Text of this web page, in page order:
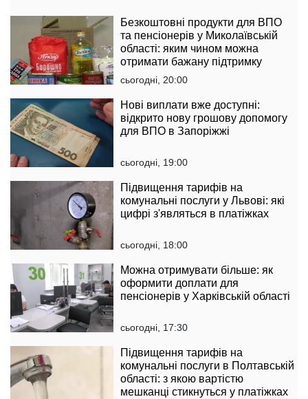
Безкоштовні продукти для ВПО
та пенсіонерів у Миколаївській
області: яким чином можна
отримати бажану підтримку
сьогодні, 20:00
Нові виплати вже доступні:
відкрито нову грошову допомогу
для ВПО в Запоріжжі
сьогодні, 19:00
Підвищення тарифів на
комунальні послуги у Львові: які
цифрі з'являться в платіжках
сьогодні, 18:00
Можна отримувати більше: як
оформити доплати для
пенсіонерів у Харківській області
сьогодні, 17:30
Підвищення тарифів на
комунальні послуги в Полтавській
області: з якою вартістю
мешканці стикнуться у платіжках